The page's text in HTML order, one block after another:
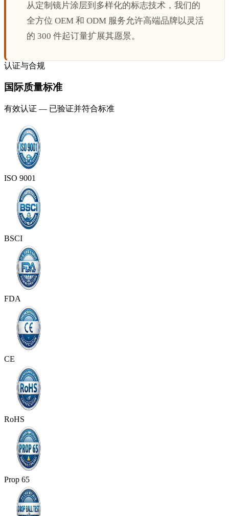
从定制镜片涂层到多样化的标志技术，我们的
全方位 OEM 和 ODM 服务允许高端品牌以灵活
的 300 件起订量扩展其愿景。
认证与合规
国际质量标准
有效认证 — 已验证并符合标准
ISO 9001
BSCI
FDA
CE
RoHS
Prop 65